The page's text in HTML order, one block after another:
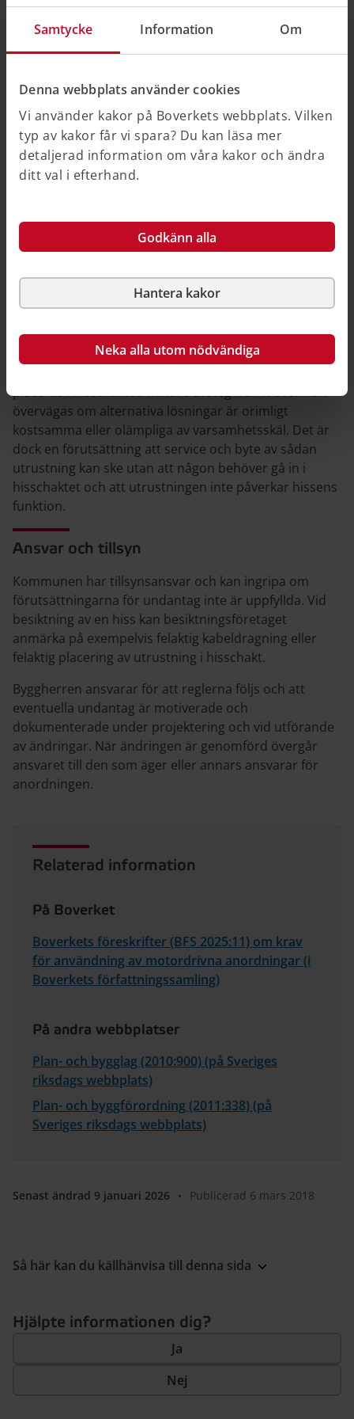
Samtycke Information Om
Denna webbplats använder cookies
Vi använder kakor på Boverkets webbplats. Vilken
typ av kakor får vi spara? Du kan läsa mer
detaljerad information om våra kakor och ändra
ditt val i efterhand.
Godkänn alla
Hantera kakor
Neka alla utom nödvändiga
Om ett mindre avsteg görs ska skälen och de åtgärder
som vidtagits för att säkerställa skyddet för säkerhet
Boverkets föreskrifter om krav för användning
av motordrivna anordningar, BFS 2025:11 – 1
kap. Övergripande bestämmelser, 24 §
Boverkets föreskrifter om krav för användning
av motordrivna anordningar, BFS 2025:11 – 1
Det krävs en individuell bedömning om kablar och
placeras i hisschaktet. Mindre avsteg från kraven kan
övervägas om alternativa lösningar är orimligt
kostsamma eller olämpliga av varsamhetsskäl. Det är
dock en förutsättning att service och byte av sådan
utrustning kan ske utan att någon behöver gå in i
hisschaktet och att utrustningen inte påverkar hissens
funktion.
Ansvar och tillsyn
Kommunen har tillsynsansvar och kan ingripa om
förutsättningarna för undantag inte är uppfyllda. Vid
besiktning av en hiss kan besiktningsföretaget
anmärka på exempelvis felaktig kabeldragning eller
felaktig placering av utrustning i hisschakt.
Byggherren ansvarar för att reglerna följs och att
eventuella undantag är motiverade och
dokumenterade under projektering och vid utförande
av ändringar. När ändringen är genomförd övergår
ansvaret till den som äger eller annars ansvarar för
anordningen.
Relaterad information
På Boverket
Boverkets föreskrifter (BFS 2025:11) om krav
för användning av motordrivna anordningar (i
Boverkets författningssamling)
På andra webbplatser
Plan- och bygglag (2010:900) (på Sveriges
riksdags webbplats)
Plan- och byggförordning (2011:338) (på
Sveriges riksdags webbplats)
Senast ändrad 9 januari 2026 • Publicerad 6 mars 2018
Så här kan du källhänvisa till denna sida
Hjälpte informationen dig?
Ja
Nej